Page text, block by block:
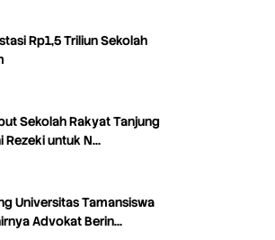
Rp1,5 Triliun Sekolah
Sekolah Rakyat Tanjung
Rezeki untuk N…
Universitas Tamansiswa
Advokat Berin…